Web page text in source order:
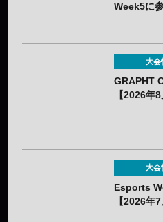
Week5に
大会
GRAPHT
【2026年8
大会
Esports
【2026年